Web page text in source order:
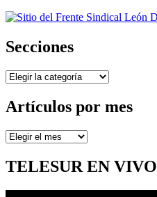
Secciones
Secciones
Artículos por mes
Artículos
mes
TELESUR EN VIVO